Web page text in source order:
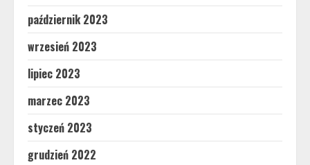
październik 2023
wrzesień 2023
lipiec 2023
marzec 2023
styczeń 2023
grudzień 2022